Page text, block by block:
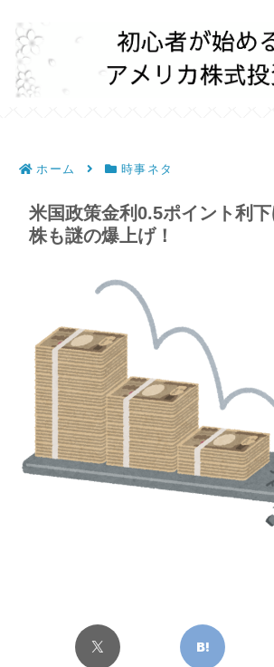
ホーム 時事ネタ
米国政策金利0.5ポイント利
株も謎の爆上げ！